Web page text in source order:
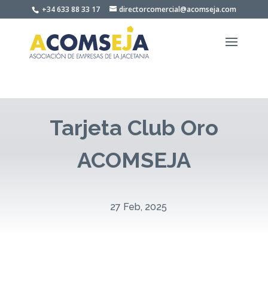
to
+34 633 88 33 17 directorcomercial@acomseja.com
Tarjeta Club Oro
ACOMSEJA
27 Feb, 2025